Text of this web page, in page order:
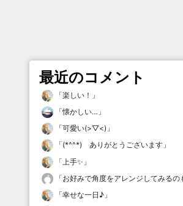
最近のコメント
「楽しい！ 」
「懐かしい… 」
「可愛い(>▽<) 」
「(*^^*) ありがとうございます 」
「 上手✨ 」
「お好みで角度をアレンジしてみるの
「幸せな一日♪ 」